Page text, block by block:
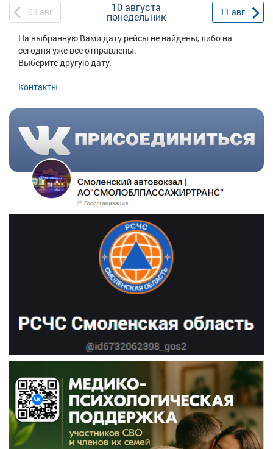
09 авг 10 августа
понедельник 11 авг
На выбранную Вами дату рейсы не найдены, либо на
сегодня уже все отправлены.
Выберите другую дату.
Контакты